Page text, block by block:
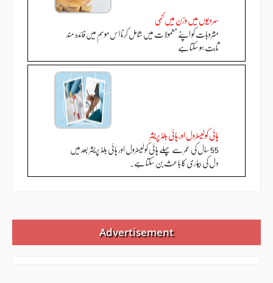
سردیوں میں وزن میں کمی
مشروبات کو اپنے معمولات میں شامل کرنا اس موسم میں فائدہ مند
ثابت ہو سکتا ہے
ہائی کولیسٹرول اور ہائی بلڈ پریشر
55 سال کی عمر سے پہلے ہائی کولیسٹرول اور ہائی بلڈ پریشر بعد میں
دل کی بیماری کا باعث بن سکتا ہے۔
Advertisement